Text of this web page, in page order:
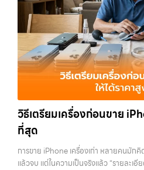
ลาดพร้าว, รัชดา, บางรัก, แจ้งวัฒนะ, บา
บางพลี, เกษตรนวมินทร์, เสนานิคม, วัง
ว่า “รับซื้อมือถือใกล้ฉัน”, “รับซื้อโทรศัพท์
ราคา”, “รับซื้อแท็บเล็ต กรุงเทพถึงที่”, ห
ราคาสูง” — ที่นี่คือคำตอบ เพราะบริการข
ความสะดวกสบายที่เหนือกว่า เลือกเราแ
พร้อมทีมงานที่พร้อมอำนวยความสะดวก
อาชีพ และจ่ายเงินทันที ทั้งหมดนี้เพื่อให้ก
ง่ายขึ้น ดีกว่า รวดเร็วกว่า และคุ้มค่ากว่า
การให้บริการ รับซื้อมือถือ iPhone,
ราคาสูง พร้อมจ่ายเงินทันที โดยเน้นบริการ
บางรัก, แจ้งวัฒนะ, บางแค, วัชรพล,…
บางรัก, แจ้งวัฒนะ, บางแค, วัชรพล, ราม
ฉัน” ที่สุด ในยุคที่สมาร์ทโฟน แท็บเล็ต แ
แทบทุกช่วงเวลา อุปกรณ์ที่คุณใช้แล้วอาจ
เฉยๆ เว็บไซต์ของเราจึงเกิดขึ้นเพื่อเป็นท
อุปกรณ์ที่ไม่ใช้แล้วให้กลายเป็นเงินสดได้
ซื้อไอแพด, รับซื้อมือถือ, รับซื้อโทรศัพท์, รั
ซื้อสินค้าไอทีกรุงเทพมหานคร อย่างครบว
เขตชานเมือง เรามีทีมงานพร้อมให้บริการ
สะดวกและรวดเร็วที่สุด ที่ “รับซื้อขายมือถือ
แต่ละชิ้นไม่ใช่แค่เครื่องใช้ไฟฟ้า แต่เป็นทรั
เปลี่ยนรุ่น หรือต้องการเงินด่วน เราจึงมอบ
ปราบปรามความยุ่งยากทั้งหลาย โดยเน้น
เมื่อตกลงซื้อขายสำเร็จ บริการของเราคร
วิธีเตรียมเครื่องก่อนขาย
ที่สุด
การขาย iPhone เครื่องเก่า หลายคนมักคิ
แล้วจบ แต่ในความเป็นจริงแล้ว “รายละเ